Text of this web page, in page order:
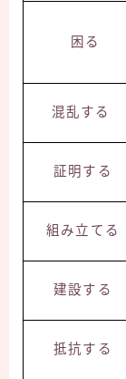
困る
混乱する
証明する
組み立てる
建設する
抵抗する